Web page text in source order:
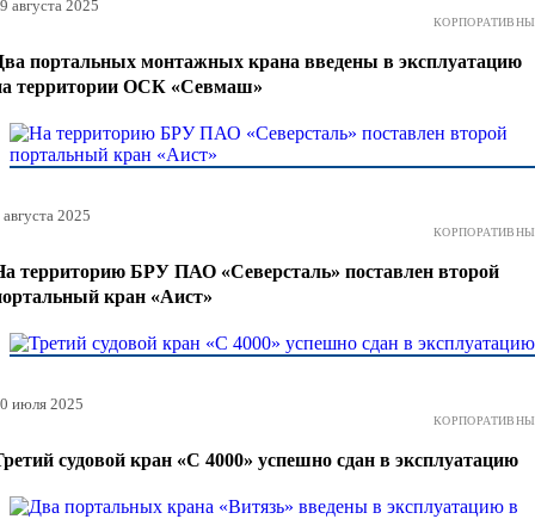
августа 2025
портальных монтажных крана введены в эксплуатацию
территории ОСК «Севмаш»
августа 2025
территорию БРУ ПАО «Северсталь» поставлен второй
кран «Аист»
июля 2025
судовой кран «С 4000» успешно сдан в эксплуатацию